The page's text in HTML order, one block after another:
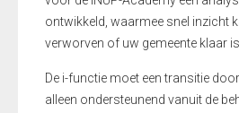
ontwikkeld, waarmee snel inzicht
verworven of uw gemeente klaar
De i-functie moet een transitie
alleen ondersteunend vanuit de